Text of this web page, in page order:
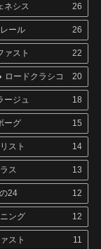
ネシス 26
ール 26
ァスト 22
ロードクラシコ 20
ージュ 18
ーグ 15
スト 14
ス 13
24 12
ング 12
スト 11